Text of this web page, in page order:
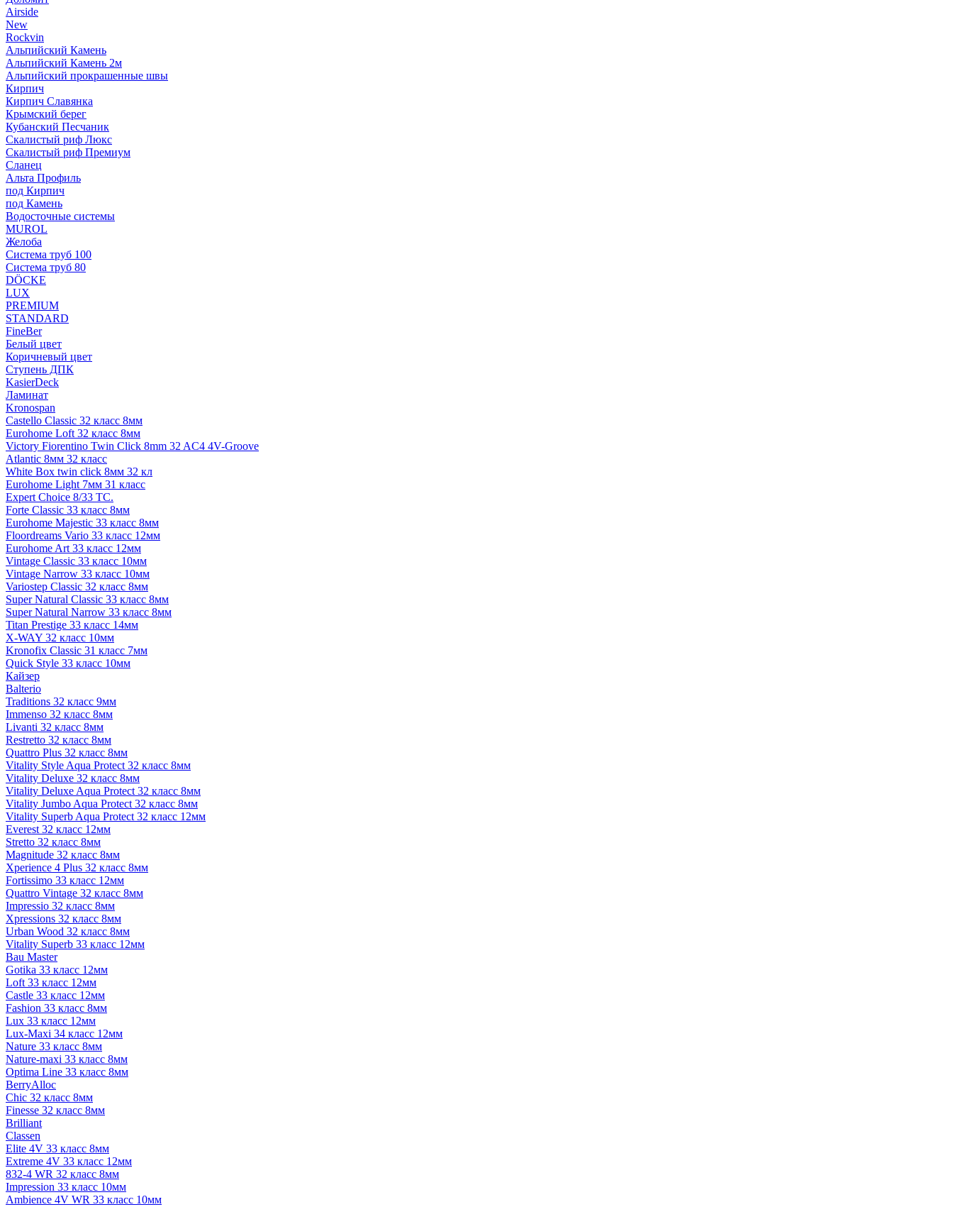
Airside
New
Rockvin
Альпийский Камень
Альпийский Камень 2м
Альпийский прокрашенные швы
Кирпич
Кирпич Славянка
Крымский берег
Кубанский Песчаник
Скалистый риф Люкс
Скалистый риф Премиум
Сланец
Альта Профиль
под Кирпич
под Камень
Водосточные системы
MUROL
Желоба
Система труб 100
Система труб 80
DÖCKE
LUX
PREMIUM
STANDARD
FineBer
Белый цвет
Коричневый цвет
Ступень ДПК
KasierDeck
Ламинат
Kronospan
Castello Classic 32 класс 8мм
Eurohome Loft 32 класс 8мм
Victory Fiorentino Twin Click 8mm 32 AC4 4V-Groove
Atlantic 8мм 32 класс
White Box twin click 8мм 32 кл
Eurohome Light 7мм 31 класс
Expert Choice 8/33 TC.
Forte Classic 33 класс 8мм
Eurohome Majestic 33 класс 8мм
Floordreams Vario 33 класс 12мм
Eurohome Art 33 класс 12мм
Vintage Classic 33 класс 10мм
Vintage Narrow 33 класс 10мм
Variostep Classic 32 класс 8мм
Super Natural Classic 33 класс 8мм
Super Natural Narrow 33 класс 8мм
Titan Prestige 33 класс 14мм
X-WAY 32 класс 10мм
Kronofix Classic 31 класс 7мм
Quick Style 33 класс 10мм
Кайзер
Balterio
Traditions 32 класс 9мм
Immenso 32 класс 8мм
Livanti 32 класс 8мм
Restretto 32 класс 8мм
Quattro Plus 32 класс 8мм
Vitality Style Aqua Protect 32 класс 8мм
Vitality Deluxe 32 класс 8мм
Vitality Deluxe Aqua Protect 32 класс 8мм
Vitality Jumbo Aqua Protect 32 класс 8мм
Vitality Superb Aqua Protect 32 класс 12мм
Everest 32 класс 12мм
Stretto 32 класс 8мм
Magnitude 32 класс 8мм
Xperience 4 Plus 32 класс 8мм
Fortissimo 33 класс 12мм
Quattro Vintage 32 класс 8мм
Impressio 32 класс 8мм
Xpressions 32 класс 8мм
Urban Wood 32 класс 8мм
Vitality Superb 33 класс 12мм
Bau Master
Gotika 33 класс 12мм
Loft 33 класс 12мм
Castle 33 класс 12мм
Fashion 33 класс 8мм
Lux 33 класс 12мм
Lux-Maxi 34 класс 12мм
Nature 33 класс 8мм
Nature-maxi 33 класс 8мм
Optima Line 33 класс 8мм
BerryAlloc
Chic 32 класс 8мм
Finesse 32 класс 8мм
Brilliant
Classen
Elite 4V 33 класс 8мм
Extreme 4V 33 класс 12мм
832-4 WR 32 класс 8мм
Impression 33 класс 10мм
Ambience 4V WR 33 класс 10мм